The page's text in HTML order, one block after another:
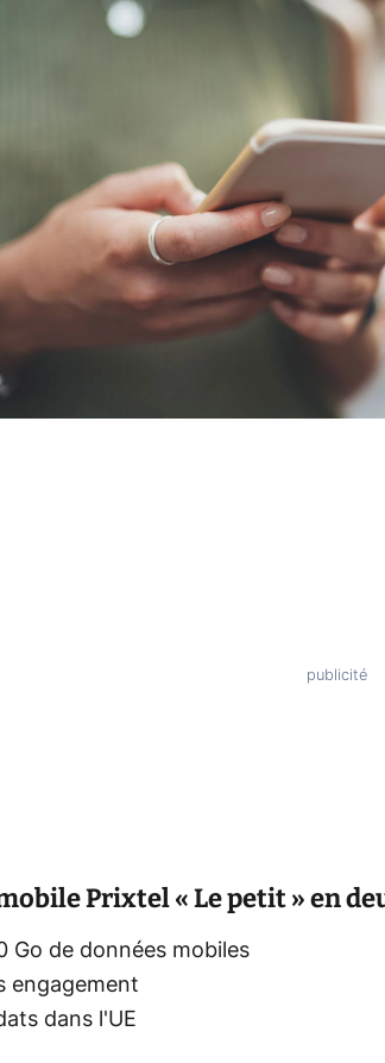
Prixtel « Le petit » en
Go de données mobiles
engagement
dans l'UE